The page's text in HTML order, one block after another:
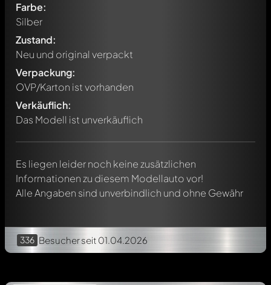
Farbe:
Silber
Zustand:
Neu und original verpackt
Verpackung:
OVP/Karton ist vorhanden
Verkäuflich:
Das Modell ist unverkäuflich
Es liegen leider noch keine zusätzlichen
Informationen zu diesem Modellauto vor!
Alle Angaben sind unverbindlich und ohne Gewähr
336 Besucherseit 01.04.2026
Schreibe jetzt einen ersten Kommentar zu diesem Modell!
Jeder Kommentar kann von allen Mitgliedern diskutiert
werden. Es ist wie ein Chat.
Erwähne andere Modelly-Mitglieder durch die
automatisch darüber informiert.